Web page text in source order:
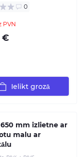
0
PVN
€
Ielikt grozā
650 mm izlietne ar
malu ar